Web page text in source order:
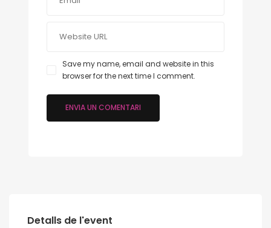
Save my name, email and website in this
browser for the next time I comment.
Detalls de l'event